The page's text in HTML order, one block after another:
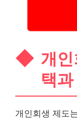
개
택
개인회생 제도